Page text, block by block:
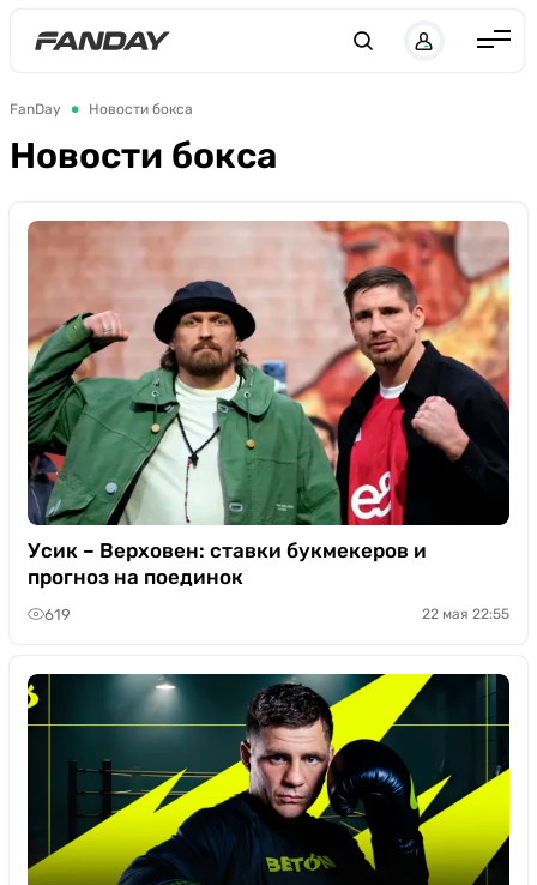
Италия
Франция
Украина
ЛЧ
ЛЕ
ЧЕ-2028
Букмекеры
Казино
FanDay Новости бокса
Новости бокса
Усик – Верховен: ставки букмекеров и
прогноз на поединок
619 22 мая 22:55